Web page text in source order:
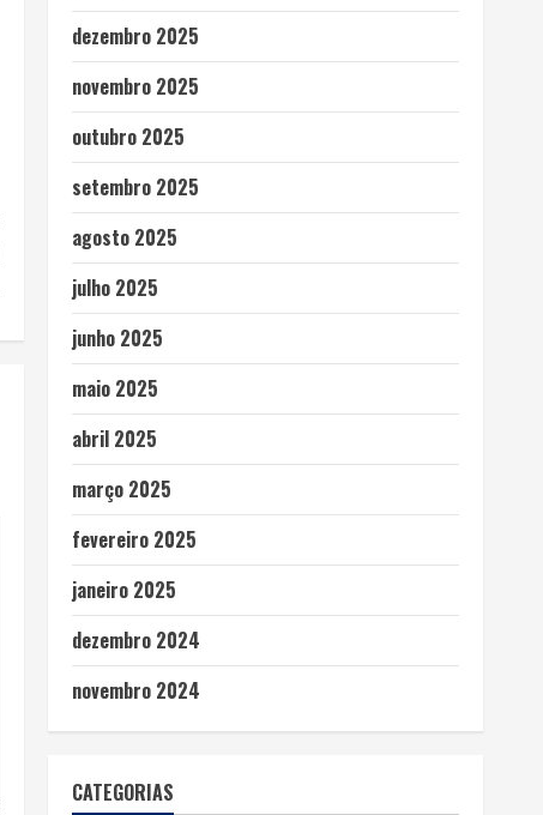
dezembro 2025
novembro 2025
outubro 2025
setembro 2025
agosto 2025
julho 2025
junho 2025
maio 2025
abril 2025
março 2025
fevereiro 2025
janeiro 2025
dezembro 2024
novembro 2024
CATEGORIAS